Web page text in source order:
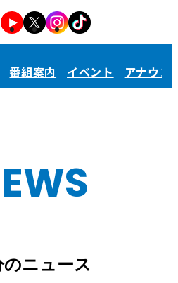
番組案内 イベント アナウン
のニュース